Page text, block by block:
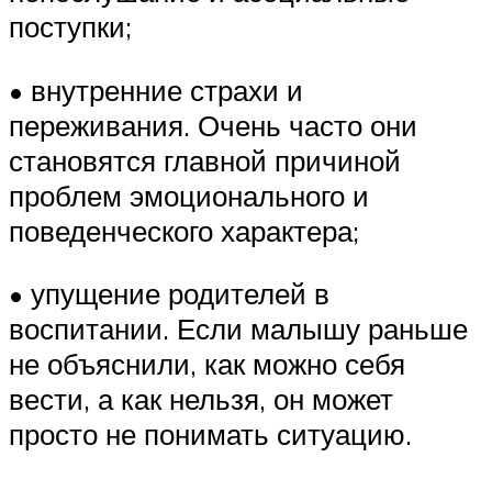
поступки;
• внутренние страхи и
переживания. Очень часто они
становятся главной причиной
проблем эмоционального и
поведенческого характера;
• упущение родителей в
воспитании. Если малышу раньше
не объяснили, как можно себя
вести, а как нельзя, он может
просто не понимать ситуацию.